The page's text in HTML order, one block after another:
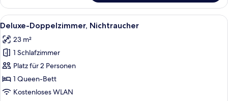
Doppelzimmer,
Nichtraucher
Alle
Fotos
für
Deluxe-
Doppelzimmer,
Nichtraucher
anzeigen
Ein Hotelzimmer mit Bett,
4
Deluxe-Doppelzimmer, Nichtraucher
23 m²
1 Schlafzimmer
Platz für 2 Personen
1 Queen-Bett
Kostenloses WLAN